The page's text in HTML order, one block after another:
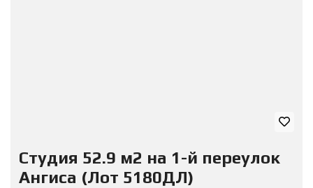
Студия 52.9 м2 на 1-й переулок
Ангиса (Лот 5180ДЛ)